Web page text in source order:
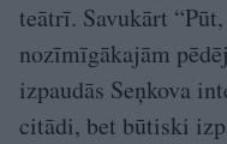
teātrī. Savukārt
nozīmīgākajām
izpaudās Seņkova
citādi, bet būtiski